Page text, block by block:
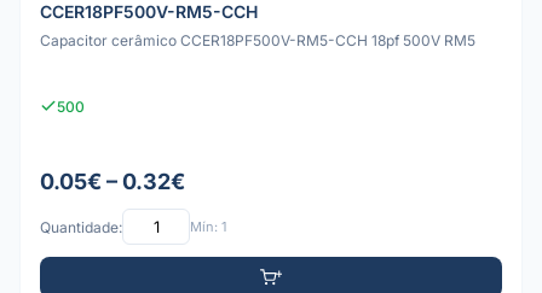
CCER18PF500V-RM5-CCH
Capacitor cerâmico CCER18PF500V-RM5-CCH 18pf 500V RM5
500
0.05€ – 0.32€
Quantidade: Mín: 1